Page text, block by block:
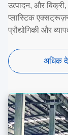
उत्पादन, और
प्लास्टिक
प्रौद्योगिकी और
अधिक